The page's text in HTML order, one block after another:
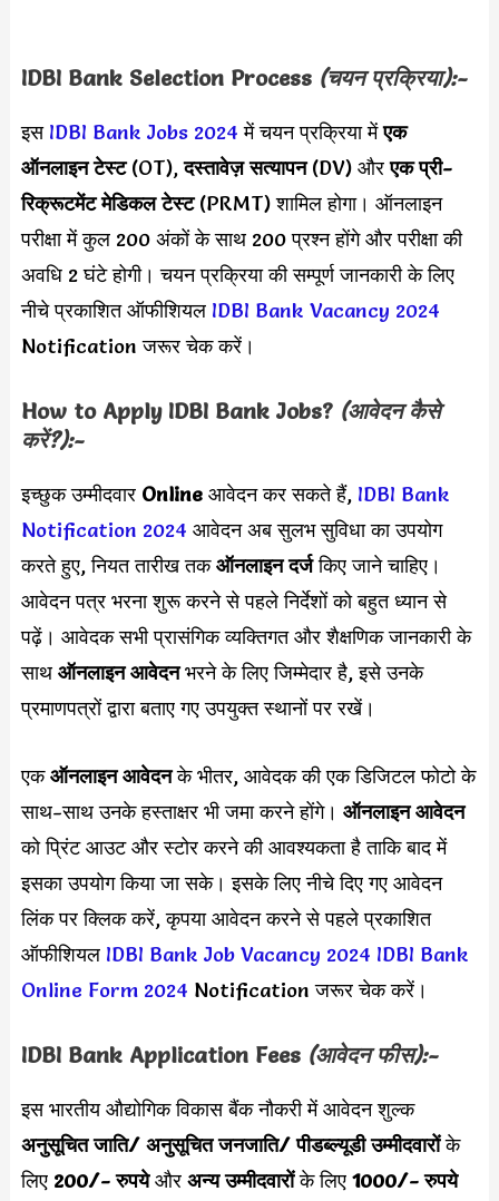
IDBI Bank Selection Process (चयन प्रक्रिया):-
इस IDBI Bank Jobs 2024 में चयन प्रक्रिया मेंएक
ऑनलाइन टेस्ट(OT),दस्तावेज़ सत्यापन(DV) औरएक प्री-
रिक्रूटमेंट मेडिकल टेस्ट(PRMT) शामिल होगा। ऑनलाइन
परीक्षा में कुल 200 अंकों के साथ 200 प्रश्न होंगे और परीक्षा की
अवधि 2 घंटे होगी। चयन प्रक्रिया की सम्पूर्ण जानकारी के लिए
नीचे प्रकाशित ऑफीशियल IDBI Bank Vacancy 2024
Notification जरूर चेक करें।
How to Apply IDBI Bank Jobs?(आवेदन कैसे
करें?):-
इच्छुक उम्मीदवार Online आवेदन कर सकते हैं, IDBI Bank
Notification 2024 आवेदन अब सुलभ सुविधा का उपयोग
करते हुए, नियत तारीख तकऑनलाइन दर्जकिए जाने चाहिए।
आवेदन पत्र भरना शुरू करने से पहले निर्देशों को बहुत ध्यान से
पढ़ें। आवेदक सभी प्रासंगिक व्यक्तिगत और शैक्षणिक जानकारी के
साथ ऑनलाइन आवेदनभरने के लिए जिम्मेदार है, इसे उनके
प्रमाणपत्रों द्वारा बताए गए उपयुक्त स्थानों पर रखें।
एकऑनलाइन आवेदनके भीतर, आवेदक की एक डिजिटल फोटो के
साथ-साथ उनके हस्ताक्षर भी जमा करने होंगे। ऑनलाइन आवेदन
को प्रिंट आउट और स्टोर करने की आवश्यकता है ताकि बाद में
इसका उपयोग किया जा सके। इसके लिए नीचे दिए गए आवेदन
लिंक पर क्लिक करें, कृपया आवेदन करने से पहले प्रकाशित
ऑफीशियल IDBI Bank Job Vacancy 2024 IDBI Bank
Online Form 2024 Notification जरूर चेक करें।
IDBI Bank Application Fees (आवेदन फीस):-
इस भारतीय औद्योगिक विकास बैंक नौकरी में आवेदन शुल्क
अनुसूचित जाति/ अनुसूचित जनजाति/ पीडब्ल्यूडी उम्मीदवारोंके
लिए 200/- रुपयेऔर अन्य उम्मीदवारोंके लिए1000/- रुपये